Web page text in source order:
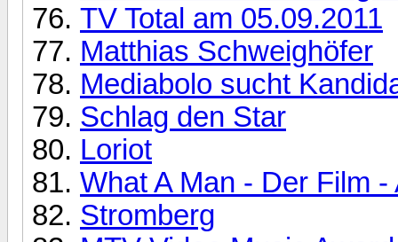
TV Total am 05.09.2011
Matthias Schweighöfer
Mediabolo sucht
Schlag den Star
Loriot
What A Man - Der Film
Stromberg